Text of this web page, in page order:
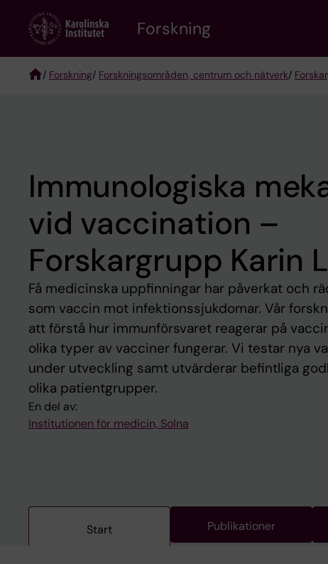
content
Forskning
/ Forskning/ Forskningsområden, centrum och nätverk/
Immunologiska
vid vaccination –
Forskargrupp Karin
Få medicinska uppfinningar har påverkat och
som vaccin mot infektionssjukdomar. Vår
att förstå hur immunförsvaret reagerar på
olika typer av vacciner fungerar. Vi testar nya
under utveckling samt utvärderar befintliga
olika patientgrupper.
En del av:
Institutionen för medicin, Solna
Start Publikationer